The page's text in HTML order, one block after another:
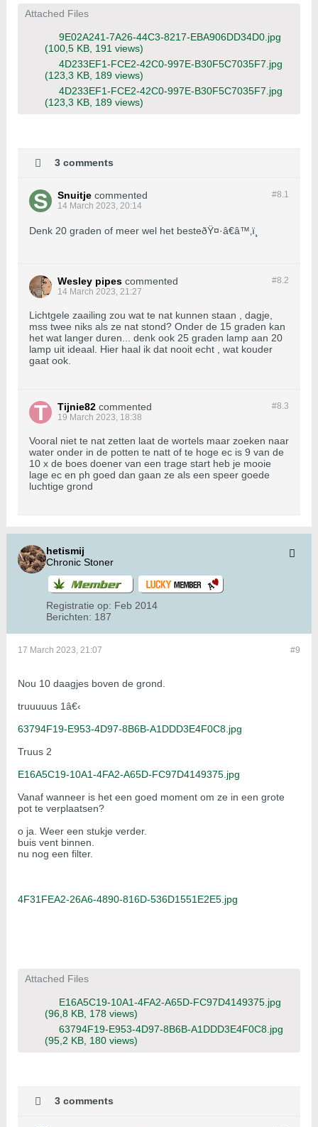
Attached Files
9E02A241-7A26-44C3-8217-EBA906DD34D0.jpg
(100,5 KB, 191 views)
4D233EF1-FCE2-42C0-997E-B30F5C7035F7.jpg
(123,3 KB, 189 views)
4D233EF1-FCE2-42C0-997E-B30F5C7035F7.jpg
(123,3 KB, 189 views)
3 comments
#8.1
Snuitje commented
14 March 2023, 20:14
Denk 20 graden of meer wel het besteðŸ¤·â€â™‚ï¸
#8.2
Wesley pipes commented
14 March 2023, 21:27
Lichtgele zaailing zou wat te nat kunnen staan , dagje,
mss twee niks als ze nat stond? Onder de 15 graden kan
het wat langer duren... denk ook 25 graden lamp aan 20
lamp uit ideaal. Hier haal ik dat nooit echt , wat kouder
gaat ook.
#8.3
Tijnie82 commented
19 March 2023, 18:38
Vooral niet te nat zetten laat de wortels maar zoeken naar
water onder in de potten te natt of te hoge ec is 9 van de
10 x de boes doener van een trage start heb je mooie
lage ec en ph goed dan gaan ze als een speer goede
luchtige grond
hetismij
Chronic Stoner
Registratie op: Feb 2014
Berichten: 187
#9
17 March 2023, 21:07
Nou 10 daagjes boven de grond.
truuuuus 1â€‹
63794F19-E953-4D97-8B6B-A1DDD3E4F0C8.jpg
Truus 2
E16A5C19-10A1-4FA2-A65D-FC97D4149375.jpg
Vanaf wanneer is het een goed moment om ze in een grote
pot te verplaatsen?
o ja. Weer een stukje verder.
buis vent binnen.
nu nog een filter.
4F31FEA2-26A6-4890-816D-536D1551E2E5.jpg
Attached Files
E16A5C19-10A1-4FA2-A65D-FC97D4149375.jpg
(96,8 KB, 178 views)
63794F19-E953-4D97-8B6B-A1DDD3E4F0C8.jpg
(95,2 KB, 180 views)
3 comments